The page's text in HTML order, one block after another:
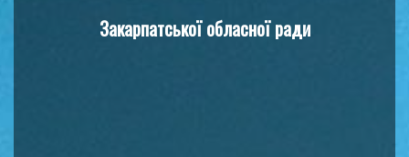
Закарпатської обласної ради